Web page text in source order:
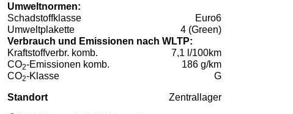
Umweltnormen:
Schadstoffklasse
Euro6
Umweltplakette
4 (Green)
Verbrauch und Emissionen nach WLTP:
Kraftstoffverbr. komb.
7,1 l/100km
CO2-Emissionen komb.
186 g/km
CO2-Klasse G
Standort Zentrallager